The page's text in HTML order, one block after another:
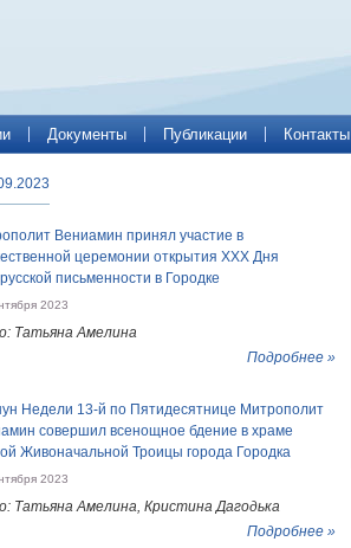
Документы Публикации Контакты
Вениамин принял участие в
церемонии открытия ХХХ Дня
письменности в Городке
2023
Татьяна Амелина
Подробнее »
Недели 13-й по Пятидесятнице Митрополит
совершил всенощное бдение в храме
Живоначальной Троицы города Городка
2023
Татьяна Амелина, Кристина Дагодька
Подробнее »